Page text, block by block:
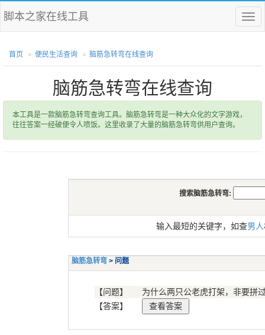
菜
单
脚本之家在线工具
首页 便民生活查询 脑筋急转弯在线查询
脑筋急转弯在线查询
本工具是一款脑筋急转弯查询工具。脑筋急转弯是一种大众化的文字游戏，
往往答案一经破便令人喷饭。这里收录了大量的脑筋急转弯供用户查询。
搜索脑筋急转弯:
输入最短的关键字，如查男人
脑筋急转弯 > 问题
【问题】
为什么两只公老虎打架，非要拼
【答案】